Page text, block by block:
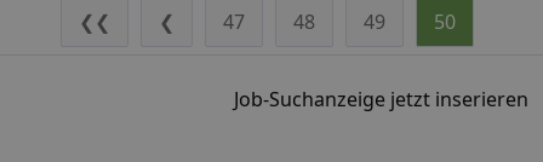
❮❮ ❮ 47 48 49 50
Job-Suchanzeige jetzt inserieren